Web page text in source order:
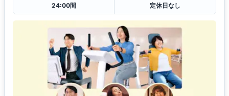
24:00間
定休日なし